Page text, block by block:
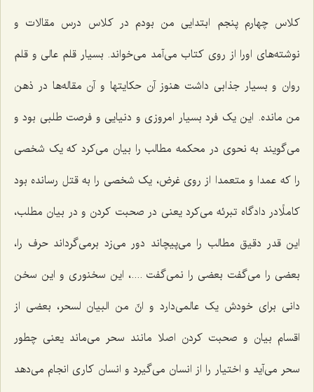
کلاس چهارم پنجم ابتدایی من بودم در کلاس درس مقالات و
نوشته‌های اورا از روی کتاب می‌آمد می‌خواند. بسیار قلم عالی و قلم
روان و بسیار جذابی داشت هنوز آن حکایتها و آن مقاله‌ها در ذهن
من مانده. این یک فرد بسیار امروزی و دنیایی و فرصت طلبی بود و
می‌گویند به نحوی در محکمه مطالب را بیان می‌کرد که یک شخصی
را که عمدا و متعمدا از روی غرض، یک شخصی را به قتل رسانده بود
کاملًادر دادگاه تبرئه می‌کرد یعنی در صحبت کردن و در بیان مطلب،
این قدر دقیق مطالب را می‌پیچاند دور می‌زد برمی‌گرداند حرف را،
بعضی را می‌گفت بعضی را نمی‌گفت ....، این سخنوری و این سخن
دانی برای خودش یک عالمی‌دارد و انّ من البیان لسحر، بعضی از
اقسام بیان و صحبت کردن اصلا مانند سحر می‌ماند یعنی چطور
سحر می‌آید و اختیار را از انسان می‌گیرد و انسان کاری انجام می‌دهد